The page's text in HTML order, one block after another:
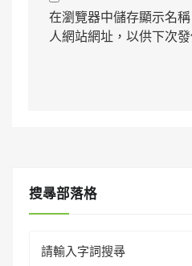
在瀏覽器中儲存顯示名
人網站網址，以供下次
搜㝷部落格
for: